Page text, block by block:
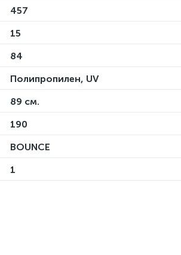
457
15
84
Полипропилен, UV
89 см.
190
BOUNCE
1